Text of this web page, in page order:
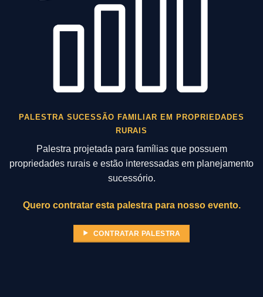
PALESTRA SUCESSÃO FAMILIAR EM PROPRIEDADES
RURAIS
Palestra projetada para famílias que possuem
propriedades rurais e estão interessadas em planejamento
sucessório.
Quero contratar esta palestra para nosso evento.
CONTRATAR PALESTRA